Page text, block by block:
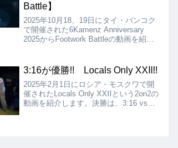
Battle】
2025年10月18、19日にタイ・バンコク
で開催された6Kamenz Anniversary
2025からFootwork Battleの動画を紹介
ました!!
3:16が優勝!! Locals Only XXII!!
2025年2月1日にロシア・モスクワで開
催されたLocals Only XXIIという2on2の
動画を紹介します。決勝は、3:16 vs